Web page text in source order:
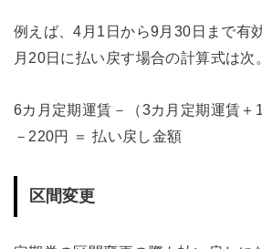
例えば、4月1日から9月30日まで有
月20日に払い戻す場合の計算式は次。
6カ月定期運賃－（3カ月定期運賃＋
－220円 ＝ 払い戻し金額
区間変更